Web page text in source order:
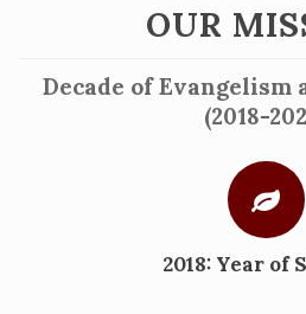
OUR
Decade of Evangelism
(2018-
2018: Year of